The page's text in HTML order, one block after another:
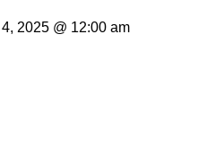
2025 @ 12:00 am